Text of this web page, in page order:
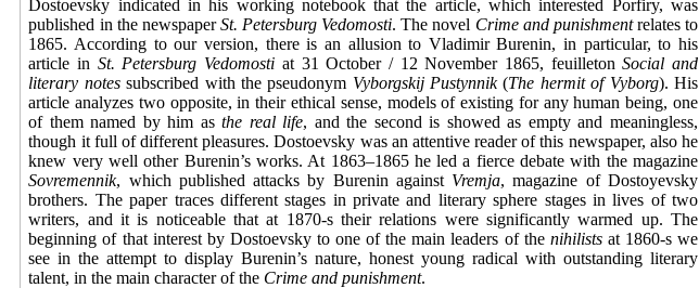
Dostoevsky indicated in his working notebook that the article, which interested Porfiry, was
published in the newspaperSt. Petersburg Vedomosti. The novel Crime and punishmentrelates to
1865. According to our version, there is an allusion to Vladimir Burenin, in particular, to his
article in St. Petersburg Vedomosti at 31 October / 12 November 1865, feuilletonSocial and
literary notessubscribed with the pseudonym Vyborgskij Pustynnik(The hermit of Vyborg). His
article analyzes two opposite, in their ethical sense, models of existing for any human being, one
of them named by him asthe real life, and the second is showed as empty and meaningless,
though it full of different pleasures. Dostoevsky was an attentive reader of this newspaper, also he
knew very well other Burenin’s works. At 1863–1865 he led a fierce debate with the magazine
Sovremennik, which published attacks by Burenin against Vremja, magazine of Dostoyevsky
brothers. The paper traces different stages in private and literary sphere stages in lives of two
writers, and it is noticeable that at 1870-s their relations were significantly warmed up. The
beginning of that interest by Dostoevsky to one of the main leaders of the nihilistsat 1860-s we
see in the attempt to display Burenin’s nature, honest young radical with outstanding literary
talent, in the main character of the Crime and punishment.